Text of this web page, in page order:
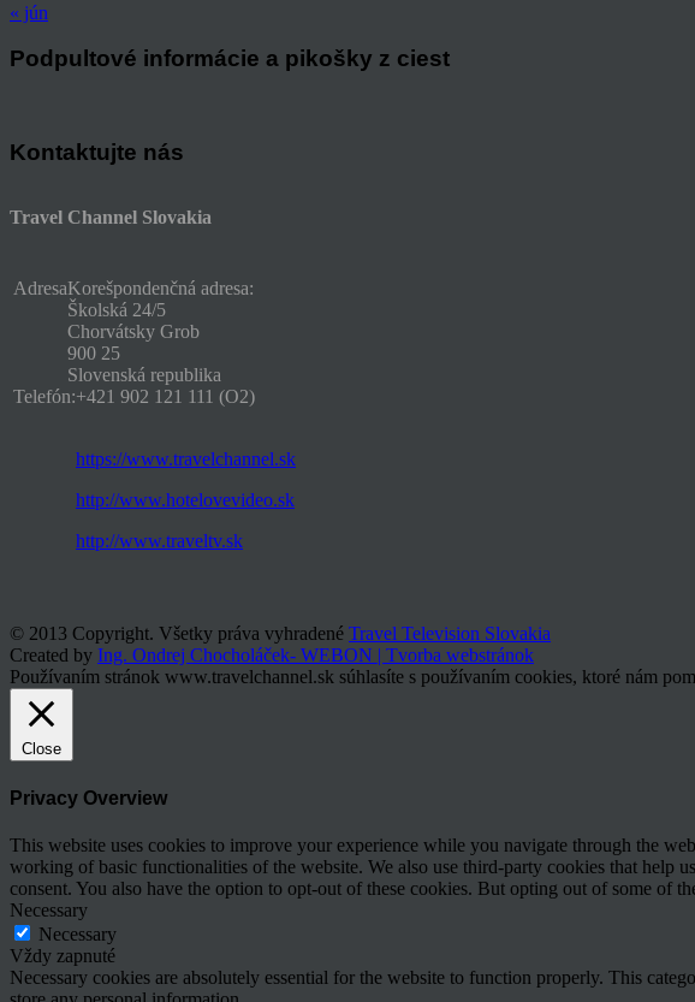
« jún
Podpultové informácie a pikošky z ciest
Kontaktujte nás
Travel Channel Slovakia
AdresaKorešpondenčná adresa:
Školská 24/5
Chorvátsky Grob
900 25
Slovenská republika
Telefón:+421 902 121 111 (O2)
https://www.travelchannel.sk
http://www.hotelovevideo.sk
http://www.traveltv.sk
© 2013 Copyright. Všetky práva vyhradené Travel Television Slovakia
Created by Ing. Ondrej Chocholáček- WEBON | Tvorba webstránok
Používaním stránok www.travelchannel.sk súhlasíte s používaním cookies, ktoré nám
Close
Privacy Overview
This website uses cookies to improve your experience while you navigate through the
working of basic functionalities of the website. We also use third-party cookies that help
consent. You also have the option to opt-out of these cookies. But opting out of some of
Necessary
Necessary
Vždy zapnuté
Necessary cookies are absolutely essential for the website to function properly. This